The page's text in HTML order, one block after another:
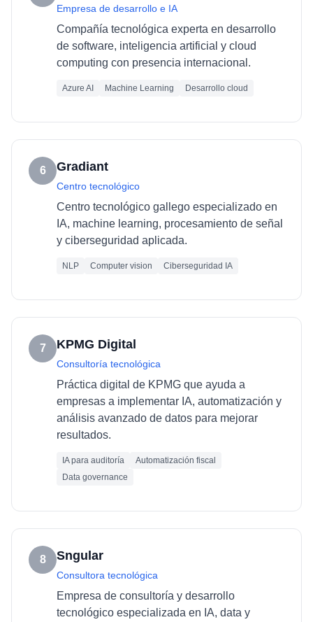
Empresa de desarrollo e IA
Compañía tecnológica experta en desarrollo
de software, inteligencia artificial y cloud
computing con presencia internacional.
Azure AI Machine Learning Desarrollo cloud
6 Gradiant
Centro tecnológico
Centro tecnológico gallego especializado en
IA, machine learning, procesamiento de señal
y ciberseguridad aplicada.
NLP Computer vision Ciberseguridad IA
7 KPMG Digital
Consultoría tecnológica
Práctica digital de KPMG que ayuda a
empresas a implementar IA, automatización y
análisis avanzado de datos para mejorar
resultados.
IA para auditoría
Automatización fiscal
Data governance
8 Sngular
Consultora tecnológica
Empresa de consultoría y desarrollo
tecnológico especializada en IA, data y